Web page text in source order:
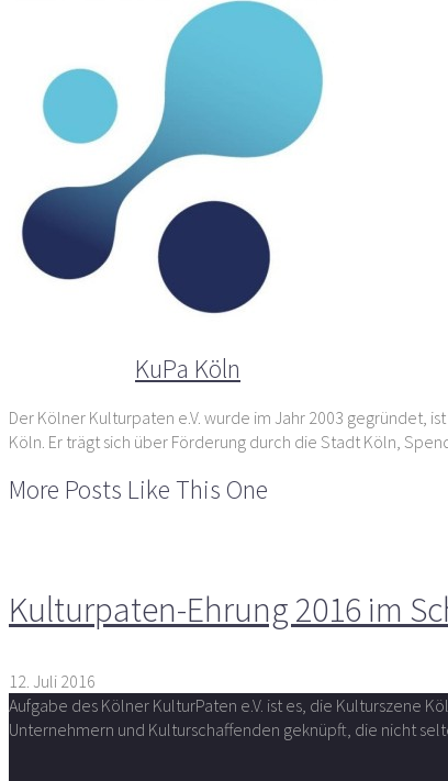
KuPa Köln
Der Kölner Kulturpaten e.V. wurde im Jahr 2003 gegründet,
Köln. Er trägt sich über Förderung durch die Stadt Köln,
More Posts Like This One
Kulturpaten-Ehrung 2016 im
12. Juli 2016
Aufgabe des Kölner KulturPaten e.V. ist es, die Kulturszene
Unternehmern und Kulturschaffenden geknüpft, die nicht